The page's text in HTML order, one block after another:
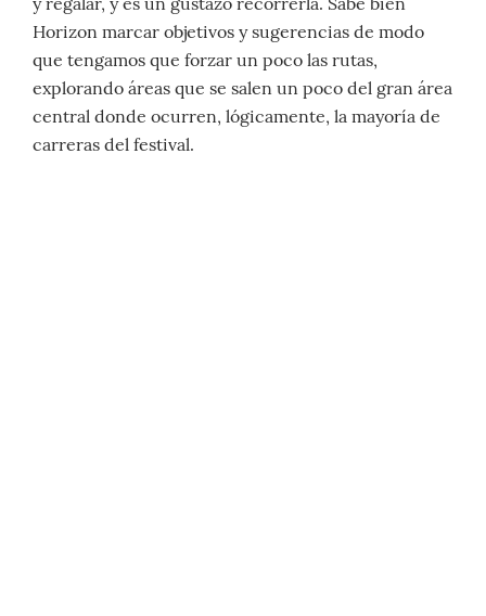
Horizon marcar objetivos y sugerencias de modo
que tengamos que forzar un poco las rutas,
explorando áreas que se salen un poco del gran área
central donde ocurren, lógicamente, la mayoría de
carreras del festival.